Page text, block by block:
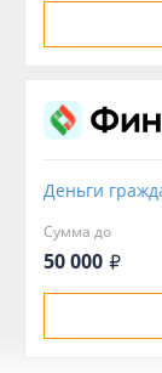
Деньги
Сумма до
50 000